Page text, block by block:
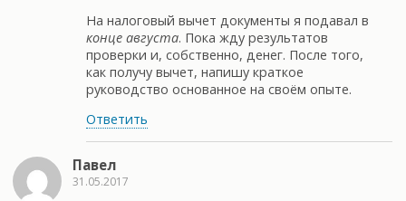
На налоговый вычет документы я подавал в
конце августа. Пока жду результатов
проверки и, собственно, денег. После того,
как получу вычет, напишу краткое
руководство основанное на своём опыте.
Ответить
Павел
31.05.2017